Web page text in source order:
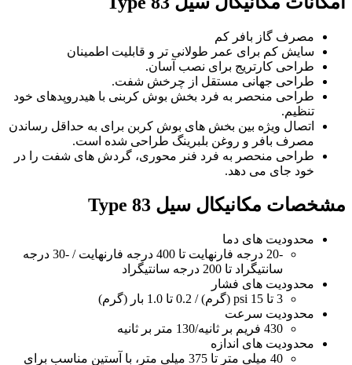
مصرف گاز بافر کم
سایش کم برای عمر طولانی تر و قابلیت اطمینان
طراحی کارتریج برای نصب آسان.
طراحی جهانی مستقل از چرخش شفت.
طراحی منحصر به فرد بخش بوش کربنی با هیدروپدهای خود
تنظیم.
اتصال ویژه بین بخش های بوش کربن برای به حداقل رساندن
مصرف بافر و روغن بلبرینگ طراحی شده است.
طراحی منحصر به فرد فنر محوری، گردش های شفت را در
خود جای می دهد.
مشخصات مکانیکال سیل Type 83
محدودیت های دما
-20 درجه فارنهایت تا 400 درجه فارنهایت / -30 درجه
سانتیگراد تا 200 درجه سانتیگراد
محدودیت های فشار
3 تا 15 psi (گرم) / 0.2 تا 1.0 بار (گرم)
محدودیت سرعت
430 فریم بر ثانیه/130 متر بر ثانیه
محدودیت های اندازه
40 میلی متر تا 375 میلی متر، با آستین مناسب برای